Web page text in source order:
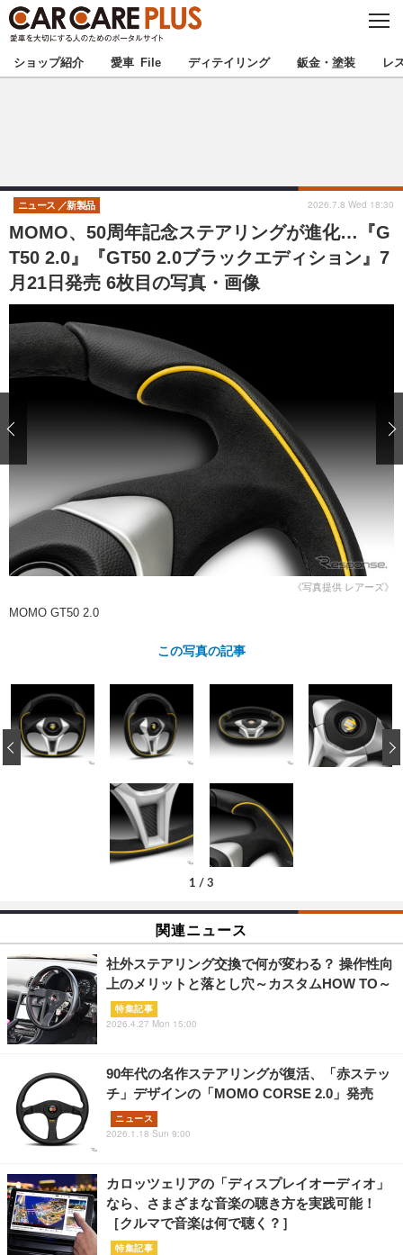
C
S
E
★カーケアプラス認定★ 厳選プロショップを地域から探す
甲信越 北陸
東海 関西
中国
九州
注目の記事
ショップレポート 愛車 File
ストップ！不具合修理＆粗悪修理
鈑金・塗装
洗車
ヘッドライト磨き コーティング
フィルム・ラッピング
小キズ直し 防錆
ストップ 不具合修理＆粗悪修理
カーメーカー「旧車」関連プロジェ
クト
コラム
ショップ紹介
ショップレポート プロショップ検索
レストア
ェクト
ショップ紹介 愛車 File ディテイリング 鈑金・塗装 レ
MOMO、50周年記念ステアリングが進化…『G
T50 2.0』『GT50 2.0ブラックエディション』7
月21日発売 6枚目の写真・画像
ニュース 新製品 2026.7.8 Wed 18:30
《写真提供 レアーズ》
MOMO GT50 2.0
この写真の記事
1 / 3
‹
関連ニュース
社外ステアリング交換で何が変わる？ 操作性向
上のメリットと落とし穴～カスタムHOW TO～
特集記事
2026.4.27 Mon 15:00
90年代の名作ステアリングが復活、「赤ステッ
チ」デザインの「MOMO CORSE 2.0」発売
ニュース
2026.1.18 Sun 9:00
カロッツェリアの「ディスプレイオーディオ」
なら、さまざまな音楽の聴き方を実践可能！
［クルマで音楽は何で聴く？］
特集記事